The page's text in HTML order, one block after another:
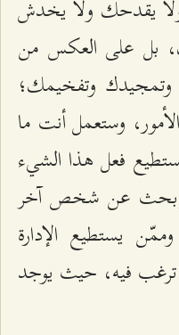
يقدحك ولا يخدش
بل على العكس من
وتفخيمك؛
وستعمل أنت ما
فعل هذا الشيء
وابحث عن شخص آخر
يستطيع الإدارة
فيه، حيث يوجد